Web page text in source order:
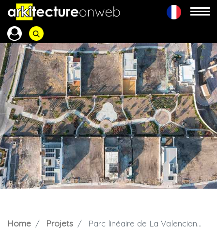
Home Projets Parc linéaire de La Valenciana : un chemin entre histoire et nature